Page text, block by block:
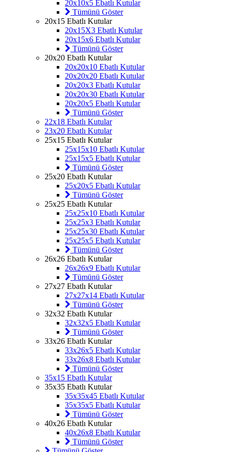
20x10x5 Ebatlı Kutular
Tümünü Göster
20x15 Ebatlı Kutular
20x15X3 Ebatlı Kutular
20x15x6 Ebatlı Kutular
Tümünü Göster
20x20 Ebatlı Kutular
20x20x10 Ebatlı Kutular
20x20x20 Ebatlı Kutular
20x20x3 Ebatlı Kutular
20x20x30 Ebatlı Kutular
20x20x5 Ebatlı Kutular
Tümünü Göster
22x18 Ebatlı Kutular
23x20 Ebatlı Kutular
25x15 Ebatlı Kutular
25x15x10 Ebatlı Kutular
25x15x5 Ebatlı Kutular
Tümünü Göster
25x20 Ebatlı Kutular
25x20x5 Ebatlı Kutular
Tümünü Göster
25x25 Ebatlı Kutular
25x25x10 Ebatlı Kutular
25x25x3 Ebatlı Kutular
25x25x30 Ebatlı Kutular
25x25x5 Ebatlı Kutular
Tümünü Göster
26x26 Ebatlı Kutular
26x26x9 Ebatlı Kutular
Tümünü Göster
27x27 Ebatlı Kutular
27x27x14 Ebatlı Kutular
Tümünü Göster
32x32 Ebatlı Kutular
32x32x5 Ebatlı Kutular
Tümünü Göster
33x26 Ebatlı Kutular
33x26x5 Ebatlı Kutular
33x26x8 Ebatlı Kutular
Tümünü Göster
35x15 Ebatlı Kutular
35x35 Ebatlı Kutular
35x35x45 Ebatlı Kutular
35x35x5 Ebatlı Kutular
Tümünü Göster
40x26 Ebatlı Kutular
40x26x8 Ebatlı Kutular
Tümünü Göster